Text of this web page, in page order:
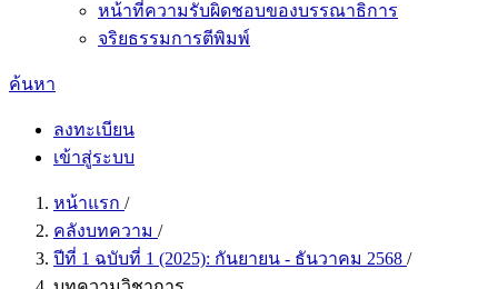
หน้าที่ความรับผิดชอบของบรรณาธิการ
จริยธรรมการตีพิมพ์
ค้นหา
ลงทะเบียน
เข้าสู่ระบบ
หน้าแรก /
คลังบทความ /
ปีที่ 1 ฉบับที่ 1 (2025): กันยายน - ธันวาคม 2568 /